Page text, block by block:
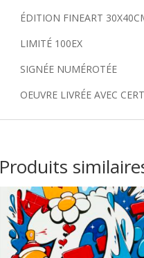
ÉDITION FINEART
LIMITÉ 100EX
SIGNÉE NUMÉROTÉE
OEUVRE LIVRÉE AVEC
Produits